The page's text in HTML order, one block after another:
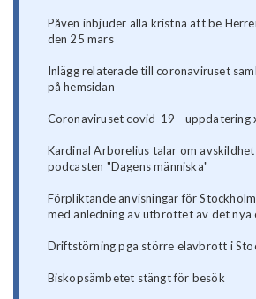
Påven inbjuder alla kristna att be
den 25 mars
Inlägg relaterade till coronaviruset
på hemsidan
Coronaviruset covid-19 - uppdatering
Kardinal Arborelius talar om
podcasten "Dagens människa"
Förpliktande anvisningar för
med anledning av utbrottet av det nya
Driftstörning pga större elavbrott i
Biskopsämbetet stängt för besök